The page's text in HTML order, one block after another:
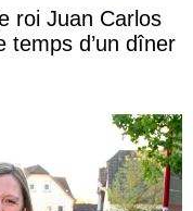
roi Juan Carlos
temps d’un dîner